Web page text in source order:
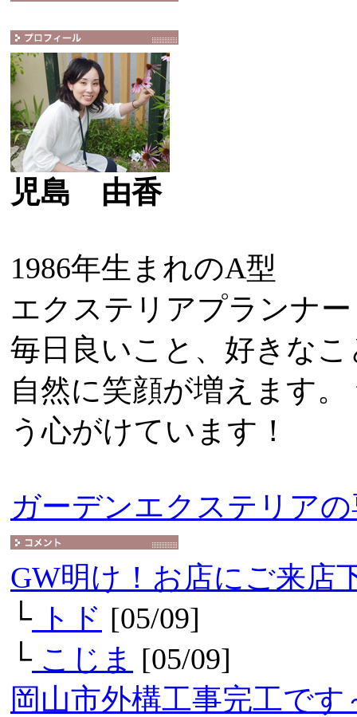
児島 由香
1986年生まれのA型
エクステリアプランナー
毎日良いこと、好きな
自然に笑顔が増えます
う心がけています！
ガーデンエクステリア
GW明け！お店にご来店
└トド [05/09]
└こじま [05/09]
岡山市外構工事完工です